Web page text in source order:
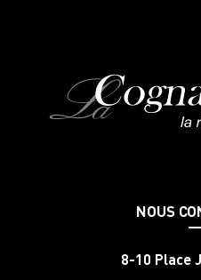
NOUS
8-10 Place